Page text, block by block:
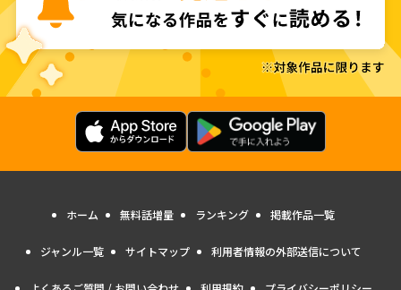
ホーム 無料話増量 ランキング 掲載作品一覧
ジャンル一覧 サイトマップ 利用者情報の外部送信について